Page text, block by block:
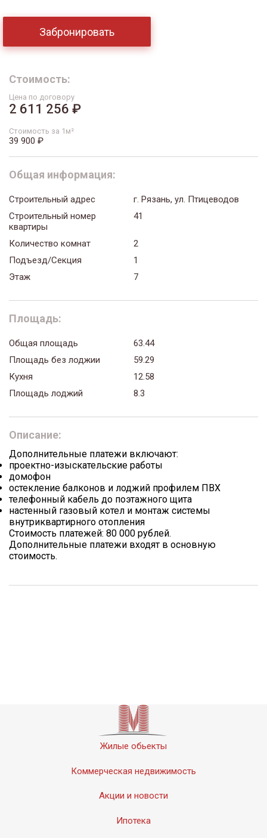
Забронировать
Стоимость:
Цена по договору
2 611 256 ₽
Стоимость за 1м²
39 900 ₽
Общая информация:
Строительный адрес
г. Рязань, ул. Птицеводов
Строительный номер
квартиры
41
Количество комнат
2
Подъезд/Секция
1
Этаж
7
Площадь:
Общая площадь
63.44
Площадь без лоджии
59.29
Кухня
12.58
Площадь лоджий
8.3
Описание:
Дополнительные платежи включают:
проектно-изыскательские работы
домофон
остекление балконов и лоджий профилем ПВХ
телефонный кабель до поэтажного щита
настенный газовый котел и монтаж системы
внутриквартирного отопления
Стоимость платежей: 80 000 рублей.
Дополнительные платежи входят в основную
стоимость.
Жилые обьекты
Коммерческая недвижимость
Акции и новости
Ипотека